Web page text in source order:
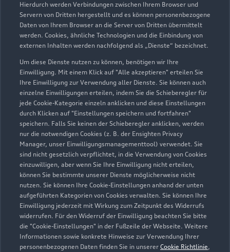
Hierdurch werden Verbindungen zwischen Ihrem Browser und
Servern von Dritten hergestellt und es können personenbezogene
Daten von Ihrem Browser an die Server von Dritten übermittelt
werden. Cookies, ähnliche Technologien und die Einbindung von
externen Inhalten werden nachfolgend als „Dienste“ bezeichnet.
Um diese Dienste nutzen zu können, benötigen wir Ihre
Einwilligung. Mit einem Klick auf "Alle akzeptieren" erteilen Sie
Ihre Einwilligung zur Verwendung aller Dienste. Sie können auch
einzelne Einwilligungen erteilen, indem Sie die Schieberegler für
jede Cookie-Kategorie einzeln anklicken und diese Einstellungen
durch Klicken auf "Einstellungen speichern und fortfahren"
speichern. Falls Sie keinen der Schieberegler anklicken, werden
nur die notwendigen Cookies (z. B. der Ensighten Privacy
Manager, unser Einwilligungsmanagementtool) verwendet. Sie
sind nicht gesetzlich verpflichtet, in die Verwendung von Cookies
einzuwilligen, aber wenn Sie Ihre Einwilligung nicht erteilen,
können Sie bestimmte unserer Dienste möglicherweise nicht
nutzen. Sie können Ihre Cookie-Einstellungen anhand der unten
aufgeführten Kategorien von Cookies verwalten. Sie können Ihre
Einwilligung jederzeit mit Wirkung zum Zeitpunkt des Widerrufs
widerrufen. Für den Widerruf der Einwilligung beachten Sie bitte
die "Cookie-Einstellungen" in der Fußzeile der Webseite. Weitere
Informationen sowie konkrete Hinweise zur Verwendung Ihrer
personenbezogenen Daten finden Sie in unserer Cookie Richtlinie,
Zur Inspektion